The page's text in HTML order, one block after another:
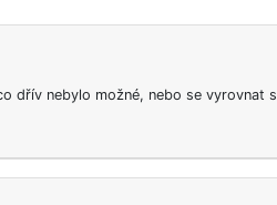
dřív nebylo možné, nebo se vyrovnat s